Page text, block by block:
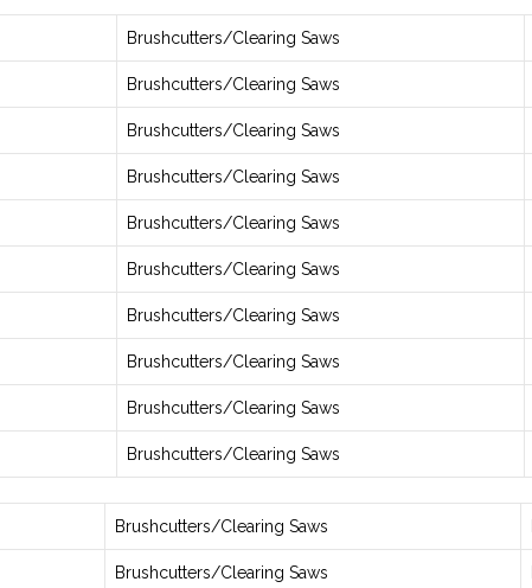
Brushcutters/Clearing Saws
Brushcutters/Clearing Saws
Brushcutters/Clearing Saws
Brushcutters/Clearing Saws
Brushcutters/Clearing Saws
Brushcutters/Clearing Saws
Brushcutters/Clearing Saws
Brushcutters/Clearing Saws
Brushcutters/Clearing Saws
Brushcutters/Clearing Saws
Brushcutters/Clearing Saws
Brushcutters/Clearing Saws